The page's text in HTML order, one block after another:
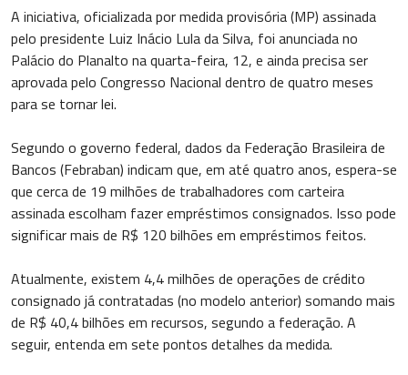
A iniciativa, oficializada por medida provisória (MP) assinada
pelo presidente Luiz Inácio Lula da Silva, foi anunciada no
Palácio do Planalto na quarta-feira, 12, e ainda precisa ser
aprovada pelo Congresso Nacional dentro de quatro meses
para se tornar lei.
Segundo o governo federal, dados da Federação Brasileira de
Bancos (Febraban) indicam que, em até quatro anos, espera-se
que cerca de 19 milhões de trabalhadores com carteira
assinada escolham fazer empréstimos consignados. Isso pode
significar mais de R$ 120 bilhões em empréstimos feitos.
Atualmente, existem 4,4 milhões de operações de crédito
consignado já contratadas (no modelo anterior) somando mais
de R$ 40,4 bilhões em recursos, segundo a federação. A
seguir, entenda em sete pontos detalhes da medida.